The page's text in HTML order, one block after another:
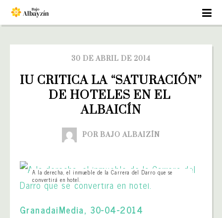
30 DE ABRIL DE 2014
IU CRITICA LA “SATURACIÓN”
DE HOTELES EN EL
ALBAICÍN
POR BAJO ALBAIZÍN
A la derecha, el inmueble de la Carrera del Darro que se
convertirá en hotel.
GranadaiMedia, 30-04-2014